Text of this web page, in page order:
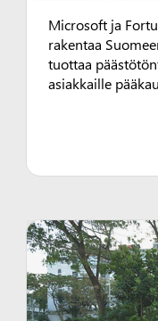
Microsoft ja
rakentaa
tuottaa
asiakkaille